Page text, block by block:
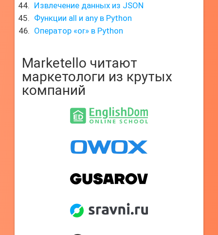
Извлечение данных из JSON
Функции all и any в Python
Оператор «or» в Python
Marketello читают
маркетологи из крутых
компаний